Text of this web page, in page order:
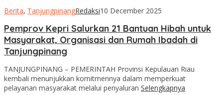
Berita, TanjungpinangRedaksi10 December 2025
Pemprov Kepri Salurkan 21 Bantuan Hibah untuk
Masyarakat, Organisasi dan Rumah Ibadah di
Tanjungpinang
TANJUNGPINANG – PEMERINTAH Provinsi Kepulauan Riau
kembali menunjukkan komitmennya dalam memperkuat
pelayanan masyarakat melalui penyaluran Selengkapnya